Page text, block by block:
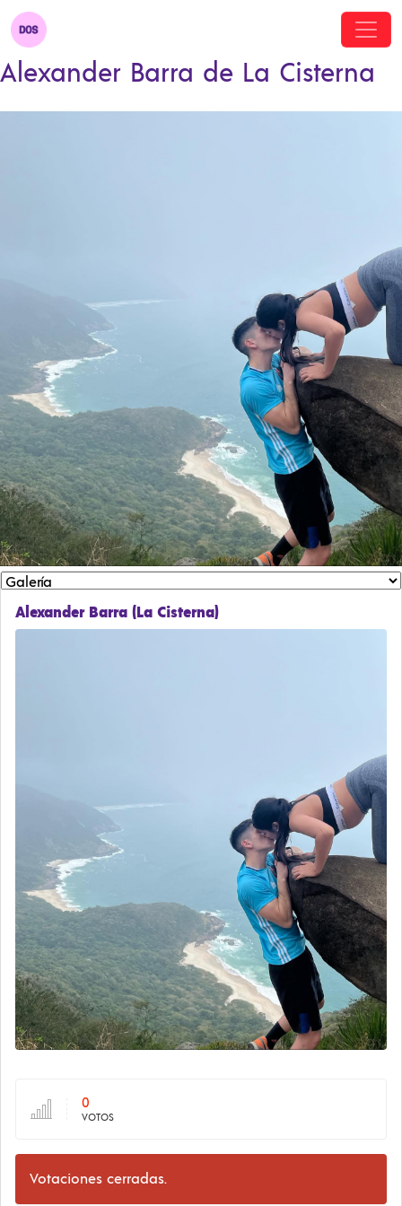
Alexander Barra de La Cisterna
Alexander Barra (La Cisterna)
0
VOTOS
Votaciones cerradas.